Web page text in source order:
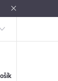
Nákupní rádce